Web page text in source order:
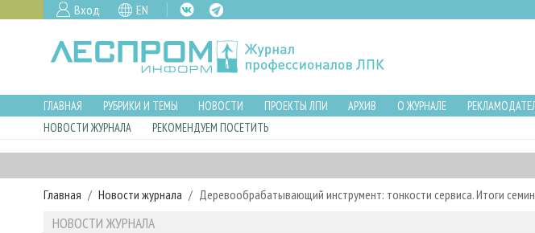
Вход EN
ГЛАВНАЯ РУБРИКИ И ТЕМЫ НОВОСТИ ПРОЕКТЫ ЛПИ АРХИВ О ЖУРНАЛЕ
НОВОСТИ ЖУРНАЛА
РЕКОМЕНДУЕМ ПОСЕТИТЬ
Главная Новости журнала Деревообрабатывающий инструмент: тонкости сервиса. Итоги
НОВОСТИ ЖУРНАЛА